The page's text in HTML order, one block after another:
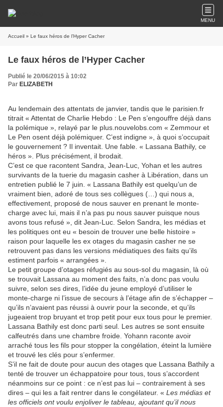
MENU
Accueil » Le faux héros de l’Hyper Cacher
Le faux héros de l’Hyper Cacher
Publié le 20/06/2015 à 10:02
Par ELIZABETH
Au lendemain des attentats de janvier, tandis que le parisien.fr
titrait « Attentat de Charlie Hebdo : Le Pen s’engouffre déjà dans
la polémique », relayé par le plus.nouvelobs.com « Zemmour et
Le Pen osent déjà polémiquer. C’est indigne », à quoi s’occupait
le gouvernement ? Il inventait. Une fable. « Lassana Bathily, ce
héros ». Plus précisément, il brodait.
C’est ce que racontent Sandra, Jean-Luc, Yohan et les autres
survivants de la tuerie du magasin casher à Libération, dans un
entretien publié le 7 juin. « Lassana Bathily est quelqu’un de
vraiment bien, adoré de tous ses collègues (…) qui nous a,
effectivement, proposé de nous sauver en prenant le monte-
charge avec lui, mais il n’a pas pu nous sauver puisque nous
avons tous refusé », dit Jean-Luc. Selon Sandra, les médias et
les politiques ont eu « besoin de trouver une belle histoire »
raison pour laquelle les ex otages du magasin casher ne se
retrouvent pas dans les versions médiatiques des faits qu’ils
estiment parfois « arrangées ».
Le petit groupe d’otages réfugiés au sous-sol du magasin, là où
se trouvait Lassana au moment des faits, n’a donc pas voulu
suivre, selon ses dires, l’idée du jeune employé d’utiliser le
monte-charge ni l’issue de secours à l’étage afin de s’échapper –
qu’ils n’avaient pas réussi à ouvrir pour la seconde, et qu’ils
jugeaient trop bruyant et trop petit pour eux tous pour le premier.
Lassana Bathily est donc parti seul. Les autres se sont ensuite
calfeutrés dans une chambre froide. Yohann raconte avoir
arraché tous les fils pour stopper la congélation, éteint la lumière
et trouvé les clés pour s’enfermer.
S’il ne fait de doute pour aucun des otages que Lassana Bathily a
tenté de trouver un échappatoire pour tous, tous s’accordent
néanmoins sur ce point : ce n’est pas lui – contrairement à ses
dires – qui les a fait rentrer dans le congélateur. « Les médias et
les officiels ont voulu enjoliver le tableau, ajoutant qu’il nous